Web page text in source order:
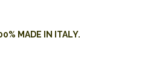
MADE IN ITALY.